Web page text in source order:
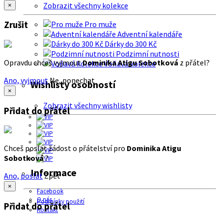
Zobrazit všechny kolekce
Pro muže
Adventní kalendáře
Dárky do 300 Kč
Podzimní nutnosti
Voňavá kolekce
Wishlisty osobností
Zobrazit všechny wishlisty
Informace
Facebook
O nás
Podmínky použití
Kontakt
×
Zrušit
Opravdu chceš vyjmoutDominika Atigu Sobotková z přátel?
Ano, vyjmout Ne, ponechat
×
Přidat do přátel
Chceš poslat žádost o přátelství pro Dominika Atigu
Sobotková?
Ano, poslatZpět
×
Přidat do přátel